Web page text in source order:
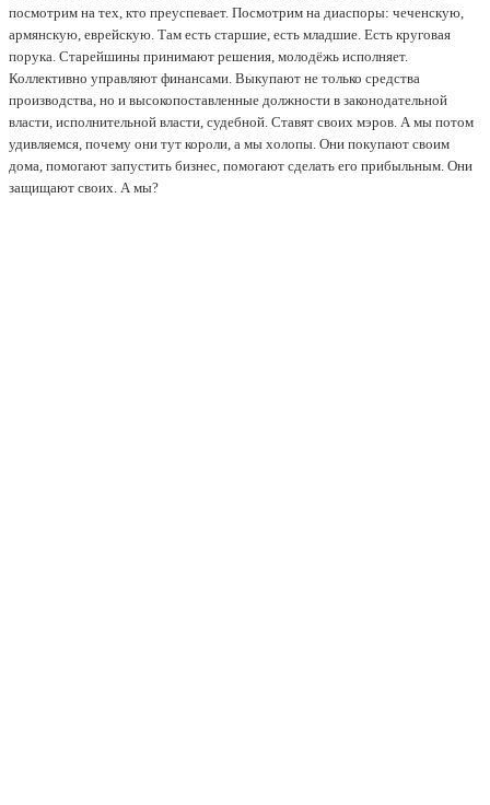
посмотрим на тех, кто преуспевает. Посмотрим на диаспоры: чеченскую,
армянскую, еврейскую. Там есть старшие, есть младшие. Есть круговая
порука. Старейшины принимают решения, молодёжь исполняет.
Коллективно управляют финансами. Выкупают не только средства
производства, но и высокопоставленные должности в законодательной
власти, исполнительной власти, судебной. Ставят своих мэров. А мы потом
удивляемся, почему они тут короли, а мы холопы. Они покупают своим
дома, помогают запустить бизнес, помогают сделать его прибыльным. Они
защищают своих. А мы?